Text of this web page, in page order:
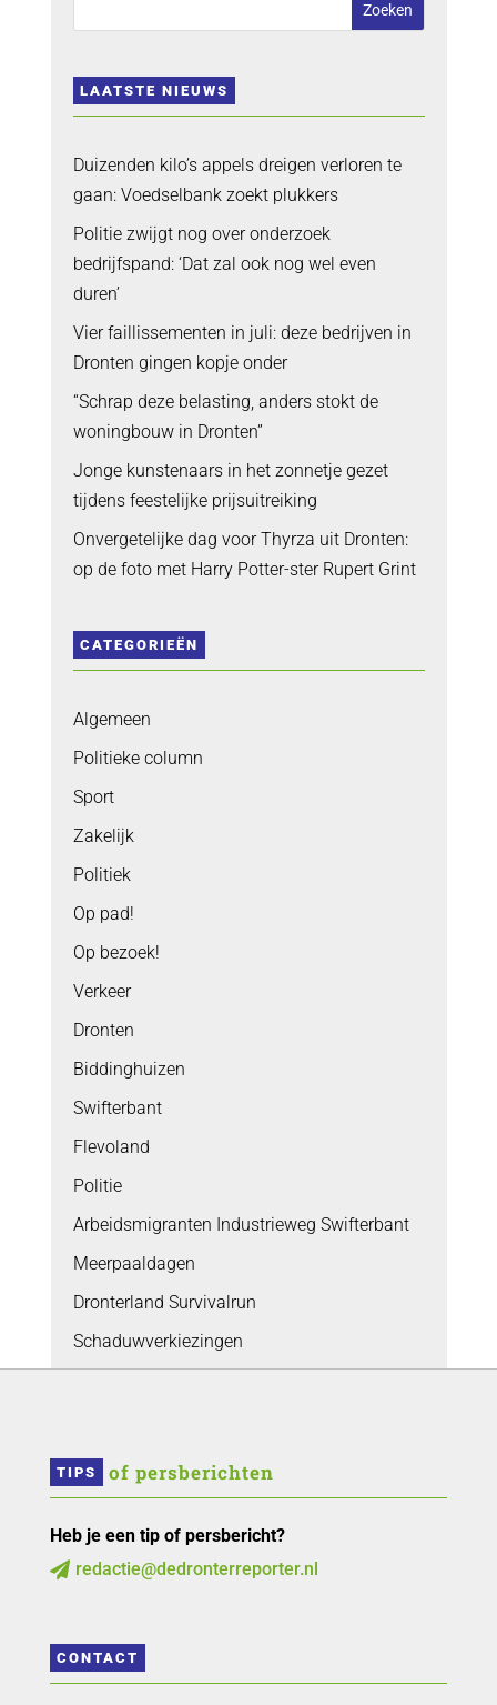
LAATSTE NIEUWS
Duizenden kilo’s appels dreigen verloren te
gaan: Voedselbank zoekt plukkers
Politie zwijgt nog over onderzoek
bedrijfspand: ‘Dat zal ook nog wel even
duren’
Vier faillissementen in juli: deze bedrijven in
Dronten gingen kopje onder
“Schrap deze belasting, anders stokt de
woningbouw in Dronten”
Jonge kunstenaars in het zonnetje gezet
tijdens feestelijke prijsuitreiking
Onvergetelijke dag voor Thyrza uit Dronten:
op de foto met Harry Potter-ster Rupert Grint
CATEGORIEËN
Algemeen
Politieke column
Sport
Zakelijk
Politiek
Op pad!
Op bezoek!
Verkeer
Dronten
Biddinghuizen
Swifterbant
Flevoland
Politie
Arbeidsmigranten Industrieweg Swifterbant
Meerpaaldagen
Dronterland Survivalrun
Schaduwverkiezingen
TIPS of persberichten
Heb je een tip of persbericht?
 redactie@dedronterreporter.nl
CONTACT